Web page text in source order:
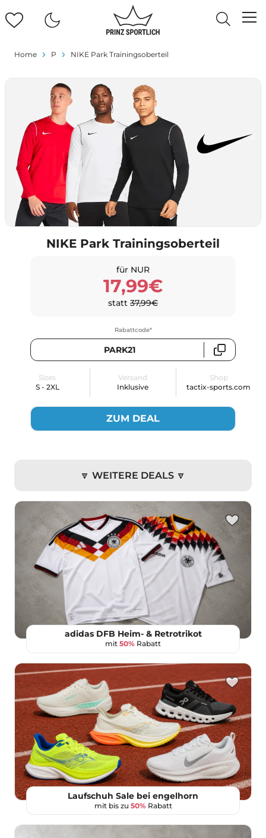
Home P NIKE Park Trainingsoberteil
NIKE Park Trainingsoberteil
für NUR
17,99€
statt 37,99€
Rabattcode*
PARK21
Sizes
S - 2XL
Versand
Inklusive
Shop
tactix-sports.com
ZUM DEAL
🔽 WEITERE DEALS 🔽
adidas DFB Heim- & Retrotrikot
mit 50% Rabatt
Laufschuh Sale bei engelhorn
mit bis zu 50%Rabatt